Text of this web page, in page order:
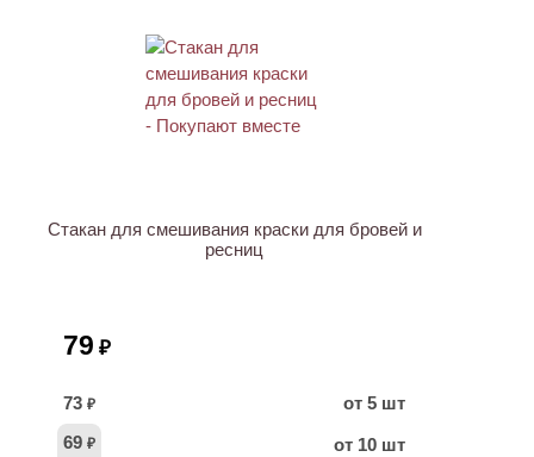
Стакан для смешивания краски для бровей и
ресниц
79 ₽
73 ₽
от 5 шт
69 ₽ от 10 шт